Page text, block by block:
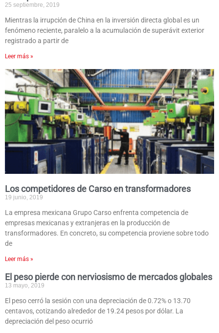
25 septiembre, 2019
Mientras la irrupción de China en la inversión directa global es un
fenómeno reciente, paralelo a la acumulación de superávit exterior
registrado a partir de
Leer más »
Los competidores de Carso en transformadores
19 junio, 2019
La empresa mexicana Grupo Carso enfrenta competencia de
empresas mexicanas y extranjeras en la producción de
transformadores. En concreto, su competencia proviene sobre todo
de
Leer más »
El peso pierde con nerviosismo de mercados globales
13 mayo, 2019
El peso cerró la sesión con una depreciación de 0.72% o 13.70
centavos, cotizando alrededor de 19.24 pesos por dólar. La
depreciación del peso ocurrió